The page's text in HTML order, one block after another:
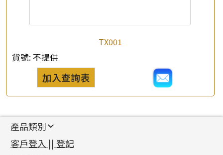
TX001
貨號: 不提供
加入查詢表
產品類別
新產品
足金系列
客戶登入 || 登記